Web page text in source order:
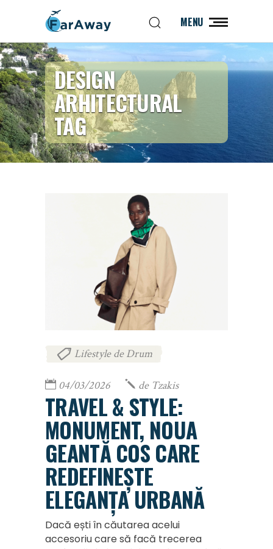
MENU
DESIGN
ARHITECTURAL
TAG
Lifestyle de Drum
04/03/2026 de Tzakis
TRAVEL & STYLE:
MONUMENT, NOUA
GEANTĂ COS CARE
REDEFINEȘTE
ELEGANȚA URBANĂ
Dacă ești în căutarea acelui
accesoriu care să facă trecerea